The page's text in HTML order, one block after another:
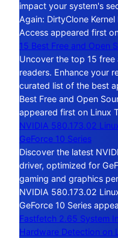
impact your system's
Again: DirtyClone
Access appeared first
15 Best Free and Open
Uncover the top 15
readers. Enhance your
curated list of the best
Best Free and Open
appeared first on Linux
NVIDIA 580.173.02
GeForce 10 Series
Discover the latest
driver, optimized for
gaming and graphics
NVIDIA 580.173.02
GeForce 10 Series
Fastfetch 2.65 System
Hardware Detection on